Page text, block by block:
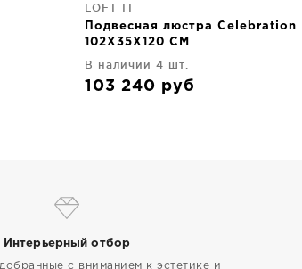
LOFT IT
Подвесная люстра Celebration
102X35X120 CM
В наличии 4 шт.
103 240 руб
Интерьерный отбор
с вниманием к эстетике и